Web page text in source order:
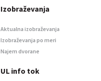
Izobraževanja
Aktualna izobraževanja
Izobraževanja po meri
Najem dvorane
UL info tok